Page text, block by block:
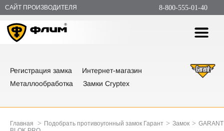
САЙТ ПРОИЗВОДИТЕЛЯ 8-800-555-01-40
Регистрация замка
Интернет-магазин
Металлообработка
Замки Cryptex
Главная > Подобрать противоугонный замок Гарант > Замок > GARANT